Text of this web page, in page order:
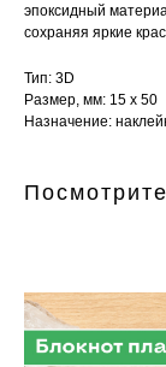
эпоксидный
сохраняя яркие
Тип: 3D
Размер, мм: 15 х 50
Назначение: